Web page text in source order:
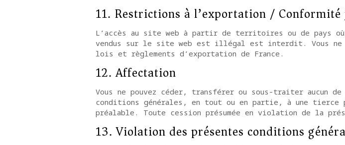
11. Restrictions à l’exportation /
L’accès au site web à partir de territoires ou de pays
vendus sur le site web est illégal est interdit. Vous
lois et règlements d’exportation de France.
12. Affectation
Vous ne pouvez céder, transférer ou sous-traiter aucun
conditions générales, en tout ou en partie, à une tierce
préalable. Toute cession présumée en violation de la
13. Violation des présentes conditions